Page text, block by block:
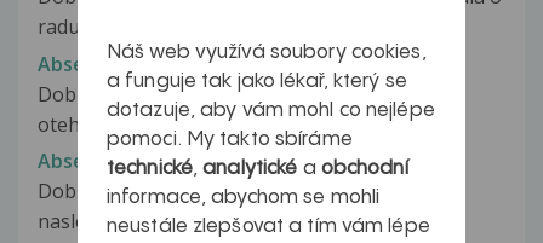
radu. Je mi 27 let a po...
Absence menstruace, bolest vaječníků
Dobry den uz 8 let nemam menstrulai,mohu
otehotnet?mam divny pocit v podpřisku...
Absence menstruace, hormony
Dobrý den, chtela jsem se zeptat co si myslite o
naslednem hormonalnim obrazu,...
Náš web využívá soubory cookies,
a funguje tak jako lékař, který se
dotazuje, aby vám mohl co nejlépe
pomoci. My takto sbíráme
technické,analytické a obchodní
informace, abychom se mohli
neustále zlepšovat a tím vám lépe